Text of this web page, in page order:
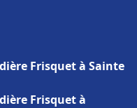
Frisquet à Sainte
Frisquet à